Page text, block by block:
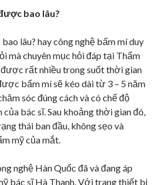
bao lâu?
lâu? hay công nghệ bấm mí duy
mà chuyên mục hỏi đáp tại Thẩm
được rất nhiều trong suốt thời gian
bấm mí sẽ kéo dài từ 3 – 5 năm
sóc đúng cách và có chế độ
bác sĩ. Sau khoảng thời gian đó,
thái ban đầu, không sẹo và
mỹ của mắt.
nghệ Hàn Quốc đã và đang áp
bác sĩ Hà Thanh. Với trang thiết bị